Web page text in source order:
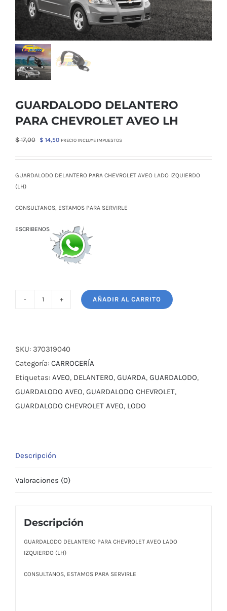
GUARDALODO DELANTERO
PARA CHEVROLET AVEO LH
$17,00
El
original
era:
$ 14,50El
actual
es:
PRECIO INCLUYE IMPUESTOS
GUARDALODO DELANTERO PARA CHEVROLET AVEO LADO IZQUIERDO
(LH)
CONSULTANOS, ESTAMOS PARA SERVIRLE
ESCRIBENOS
GUARDALODO
CHEVROLET
AVEO
LH
cantidad
AÑADIR AL CARRITO
SKU: 370319040
Categoría: CARROCERÍA
Etiquetas: AVEO, DELANTERO, GUARDA, GUARDALODO,
GUARDALODO AVEO, GUARDALODO CHEVROLET,
GUARDALODO CHEVROLET AVEO, LODO
Descripción
Valoraciones (0)
Descripción
GUARDALODO DELANTERO PARA CHEVROLET AVEO LADO
IZQUIERDO (LH)
CONSULTANOS, ESTAMOS PARA SERVIRLE